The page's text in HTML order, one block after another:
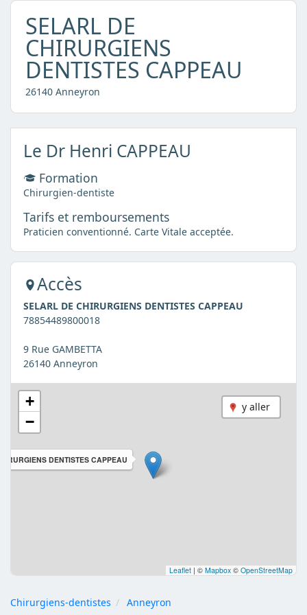
SELARL DE
CHIRURGIENS
DENTISTES CAPPEAU
26140 Anneyron
Le Dr Henri CAPPEAU
Formation
Chirurgien-dentiste
Tarifs et remboursements
Praticien conventionné. Carte Vitale acceptée.
Accès
SELARL DE CHIRURGIENS DENTISTES CAPPEAU
78854489800018
9 Rue GAMBETTA
26140 Anneyron
y aller
DENTISTES CAPPEAU
+
−
Leaflet | © Mapbox © OpenStreetMap
Chirurgiens-dentistes Anneyron